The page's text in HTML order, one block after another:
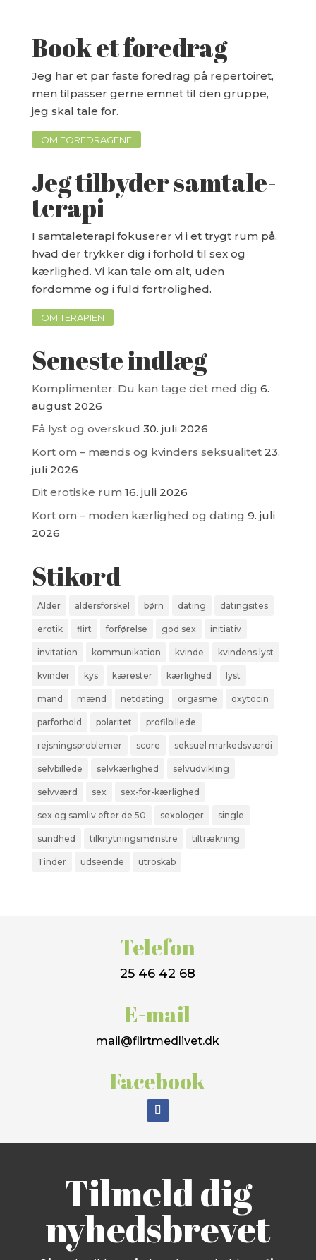
Book et foredrag
Jeg har et par faste foredrag på repertoiret,
men tilpasser gerne emnet til den gruppe,
jeg skal tale for.
OM FOREDRAGENE
Jeg tilbyder samtale-
terapi
I samtaleterapi fokuserer vi i et trygt rum på,
hvad der trykker dig i forhold til sex og
kærlighed. Vi kan tale om alt, uden
fordomme og i fuld fortrolighed.
OM TERAPIEN
Seneste indlæg
Komplimenter: Du kan tage det med dig 6.
august 2026
Få lyst og overskud 30. juli 2026
Kort om – mænds og kvinders seksualitet 23.
juli 2026
Dit erotiske rum 16. juli 2026
Kort om – moden kærlighed og dating 9. juli
2026
Stikord
Alder aldersforskel børn dating datingsites
erotik flirt forførelse god sex initiativ
invitation kommunikation kvinde kvindens lyst
kvinder kys kærester kærlighed lyst
mand mænd netdating orgasme oxytocin
parforhold polaritet profilbillede
rejsningsproblemer score seksuel markedsværdi
selvbillede selvkærlighed selvudvikling
selvværd sex sex-for-kærlighed
sex og samliv efter de 50 sexologer single
sundhed tilknytningsmønstre tiltrækning
Tinder udseende utroskab
Telefon
25 46 42 68
E-mail
mail@flirtmedlivet.dk
Facebook
Tilmeld dig
nyhedsbrevet